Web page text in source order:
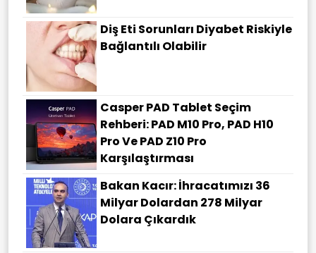
Diş Eti Sorunları Diyabet Riskiyle
Bağlantılı Olabilir
Casper PAD Tablet Seçim
Rehberi: PAD M10 Pro, PAD H10
Pro Ve PAD Z10 Pro
Karşılaştırması
Bakan Kacır: İhracatımızı 36
Milyar Dolardan 278 Milyar
Dolara Çıkardık